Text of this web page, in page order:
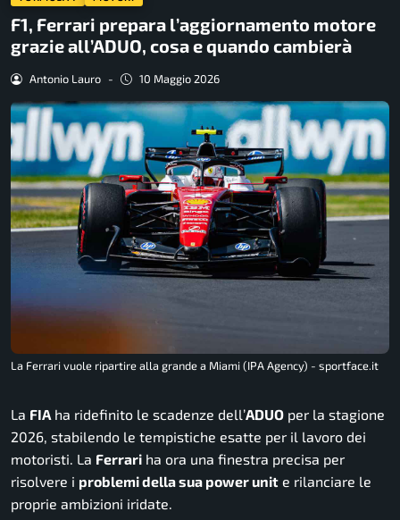
F1, Ferrari prepara l’aggiornamento motore
grazie all’ADUO, cosa e quando cambierà
Antonio Lauro - 10 Maggio 2026
La Ferrari vuole ripartire alla grande a Miami (IPA Agency) - sportface.it
La FIA ha ridefinito le scadenze dell’ADUO per la stagione
2026, stabilendo le tempistiche esatte per il lavoro dei
motoristi. La Ferrari ha ora una finestra precisa per
risolvere i problemi della sua power unit e rilanciare le
proprie ambizioni iridate.